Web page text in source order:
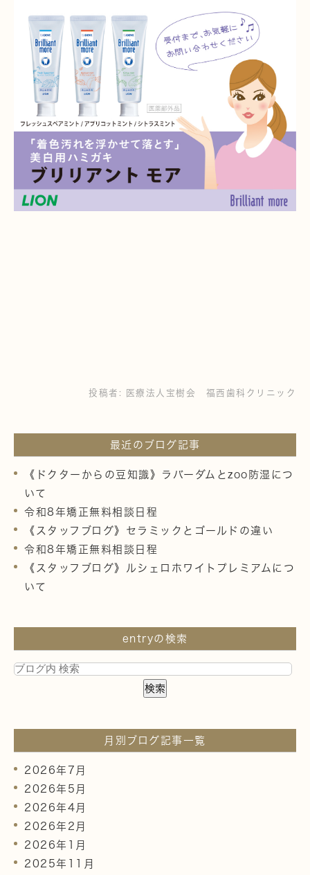
投稿者: 医療法人宝樹会 福西歯科クリニック
最近のブログ記事
《ドクターからの豆知識》ラバーダムとzoo防湿につ
いて
令和8年矯正無料相談日程
《スタッフブログ》セラミックとゴールドの違い
令和8年矯正無料相談日程
《スタッフブログ》ルシェロホワイトプレミアムにつ
いて
entryの検索
月別ブログ記事一覧
2026年7月
2026年5月
2026年4月
2026年2月
2026年1月
2025年11月